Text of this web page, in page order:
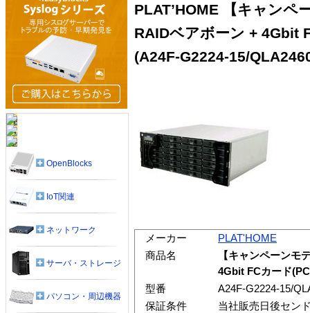
PLAT’HOME 【キャンペ
RAIDベアボーン + 4Gbit
(A24F-G2224-15/
メーカー
PLAT'HOME
商品名
【キャンペーンモ
4Gbit FCカード
型番
A24F-G2224-15/
保証条件
当社販売日後セン
OpenBlocks
IoT関連
ネットワーク
サーバ・ストレージ
パソコン・周辺機器